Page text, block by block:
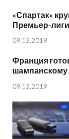
«Спартак»
Премьер-лиги
09.12.2019
Франция
09.12.2019